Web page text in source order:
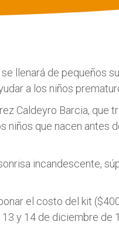
llenará de pequeños
a los niños
Caldeyro Barcia, que
niños que nacen antes
incandescente,
el costo del kit
y 14 de diciembre de